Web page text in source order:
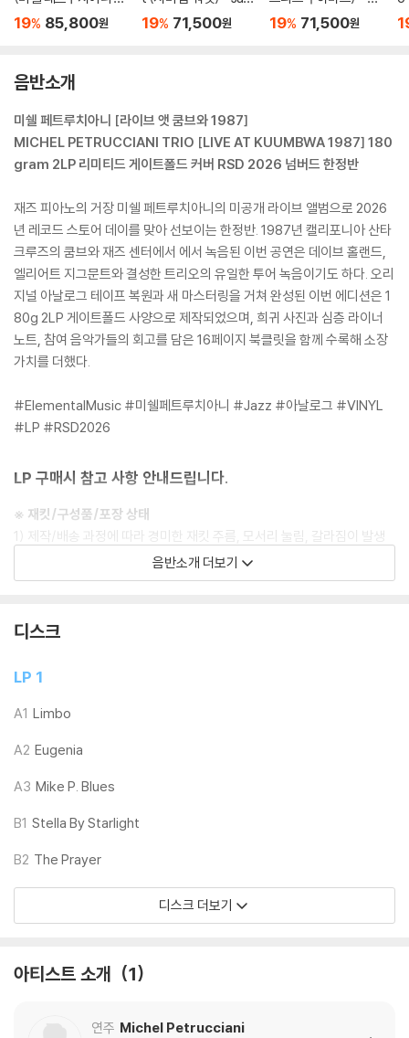
Kuumbwa [2LP]
19% 85,800원
z In The Key of Blue
19% 71,500원
bsha [인디고 & 딥 핑
19% 71,500원
음반소개
미쉘 페트루치아니 [라이브 앳 쿰브와 1987]
MICHEL PETRUCCIANI TRIO [LIVE AT KUUMBWA 1987] 180
gram 2LP 리미티드 게이트폴드 커버 RSD 2026 넘버드 한정반
재즈 피아노의 거장 미쉘 페트루치아니의 미공개 라이브 앨범으로 2026
년 레코드 스토어 데이를 맞아 선보이는 한정반. 1987년 캘리포니아 산타
크루즈의 쿰브와 재즈 센터에서 에서 녹음된 이번 공연은 데이브 홀랜드,
엘리어트 지그문트와 결성한 트리오의 유일한 투어 녹음이기도 하다. 오리
지널 아날로그 테이프 복원과 새 마스터링을 거쳐 완성된 이번 에디션은 1
80g 2LP 게이트폴드 사양으로 제작되었으며, 희귀 사진과 심층 라이너
노트, 참여 음악가들의 회고를 담은 16페이지 북클릿을 함께 수록해 소장
가치를 더했다.
#ElementalMusic #미쉘페트루치아니 #Jazz #아날로그 #VINYL
#LP #RSD2026
LP 구매시 참고 사항 안내드립니다.
※ 재킷/구성품/포장 상태
1) 제작/배송 과정에 따라 경미한 재킷 주름, 모서리 눌림, 갈라짐이 발생
할 수 있으며 속지(이너 슬리브)는 디스크와의 접촉으로 인해 갈라질 수
있습니다.
2) 디스크 라벨은 공정상 매끄럽게 부착되지 않을 수도 있으며 겉포장 비
3) 일본 제작 LP는 대부분 겉비닐이 밀봉되어 있지 않습니다.
1) 침압 조절 기능이 없는 턴테이블을 사용하시는 경우, (주로 올인원 형태
모델) 다이내믹 사운드의 편차가 큰 트랙을 재생할 때 이상 현상이 발생할
기기 문제로 인해 발생하는 재생 불량 현상에 대해서는 반품/교환이 불가
2) 디스크는 정전기와 먼지로 인해 재생이 원활하지 않은 경우가 있습니
다. 전용 제품으로 이를 제거하면 대부분 해결됩니다.
3) 바늘에 먼지가 쌓이는 경우에도 재생이 원활하지 않을 수 있습니다.
1) 열을 가하여 제작하는 바이닐 공정 특성상 디스크 표면이 미세하게 울
재생이 불안정한 경우 스태빌라이저를 사용하시면 좀 더 안정적인 재생이
음반소개 더보기
디스크
LP 1
A1 Limbo
A2 Eugenia
A3 Mike P. Blues
B1 Stella By Starlight
B2 The Prayer
디스크 더보기
아티스트 소개 1
연주 Michel Petrucciani